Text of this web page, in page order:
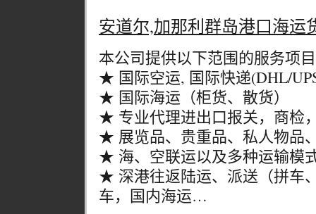
安道尔,加那利群岛港口海运
本公司提供以下范围的服务项
★ 国际空运, 国际快递(DHL/
★ 国际海运（柜货、散货）
★ 专业代理进出口报关，商检
★ 展览品、贵重品、私人物品
★ 海、空联运以及多种运输模
★ 深港往返陆运、派送（拼车
车，国内海运…